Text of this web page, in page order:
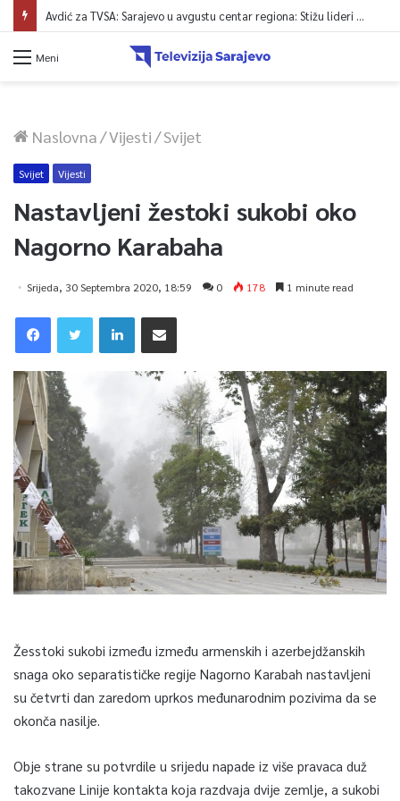
Avdić za TVSA: Sarajevo u avgustu centar regiona: Stižu lideri evropskih gradova
Meni
Naslovna/Vijesti/Svijet
Svijet Vijesti
Nastavljeni žestoki sukobi oko
Nagorno Karabaha
Srijeda, 30 Septembra 2020, 18:59 0 178 1 minute read
Žesstoki sukobi između između armenskih i azerbejdžanskih
snaga oko separatističke regije Nagorno Karabah nastavljeni
su četvrti dan zaredom uprkos međunarodnim pozivima da se
okonča nasilje.
Obje strane su potvrdile u srijedu napade iz više pravaca duž
takozvane Linije kontakta koja razdvaja dvije zemlje, a sukobi